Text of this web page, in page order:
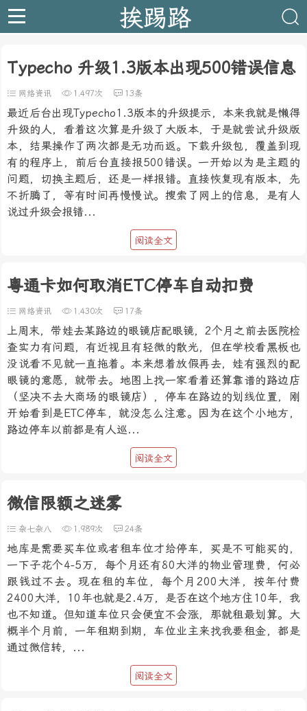
挨踢路
Typecho 升级1.3版本出现500错误信息
网络资讯 1,497次 13条
最近后台出现Typecho1.3版本的升级提示，本来我就是懒得
升级的人，看着这次算是升级了大版本，于是就尝试升级版
本，结果操作了两次都是无功而返。下载升级包，覆盖到现
有的程序上，前后台直接报500错误。一开始以为是主题的
问题，切换主题后，还是一样报错。直接恢复现有版本，先
不折腾了，等有时间再慢慢试。搜索了网上的信息，是有人
说过升级会报错...
阅读全文
粤通卡如何取消ETC停车自动扣费
网络资讯 1,430次 17条
上周末，带娃去某路边的眼镜店配眼镜，2个月之前去医院检
查实力有问题，有近视且有轻微的散光，但在学校看黑板也
没说看不见就一直拖着。本来想着放假再去，娃有强烈的配
眼镜的意愿，就带去。地图上找一家看着还算靠谱的路边店
（坚决不去大商场的眼镜店），停车在路边的划线位置，刚
开始看到是ETC停车，就没怎么注意。因为在这个小地方，
路边停车以前都是有人巡...
阅读全文
微信限额之迷雾
杂七杂八 1,989次 24条
地库是需要买车位或者租车位才给停车，买是不可能买的，
一下子花个4-5万，每个月还有80大洋的物业管理费，何必
跟钱过不去。现在租的车位，每个月200大洋，按年付费
2400大洋，10年也就是2.4万，是否在这个地方住10年，我
也不知道。但知道车位只会便宜不会涨，那就租最划算。大
概半个月前，一年租期到期，车位业主来找我要租金，都是
通过微信转，...
阅读全文